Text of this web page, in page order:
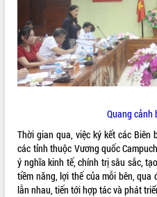
Quang cảnh
Thời gian qua, việc ký kết các
các tỉnh thuộc Vương quốc
ý nghĩa kinh tế, chính trị sâu sắc,
tiềm năng, lợi thế của mỗi bên,
lẫn nhau, tiến tới hợp tác và phát